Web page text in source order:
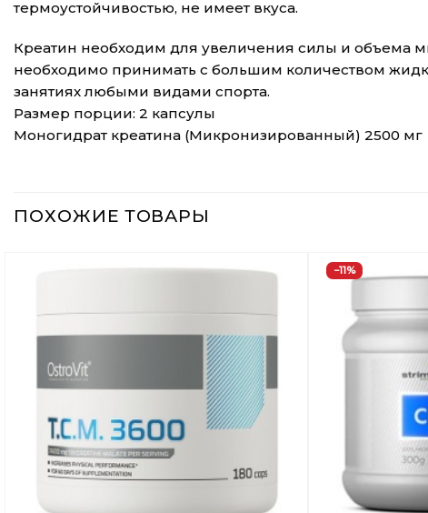
термоустойчивостью, не имеет вкуса.
Креатин необходим для увеличения силы и объема
необходимо принимать с большим количеством
занятиях любыми видами спорта.
Размер порции: 2 капсулы
Моногидрат креатина (Микронизированный) 2500 мг
ПОХОЖИЕ ТОВАРЫ
Добавить
Вишлист
−11%